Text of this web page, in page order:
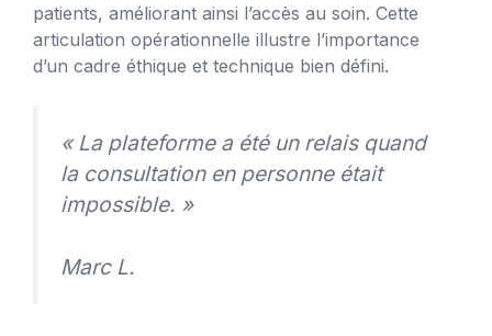
patients, améliorant ainsi l’accès au soin. Cette
articulation opérationnelle illustre l’importance
d’un cadre éthique et technique bien défini.
« La plateforme a été un relais quand
la consultation en personne était
impossible. »
Marc L.